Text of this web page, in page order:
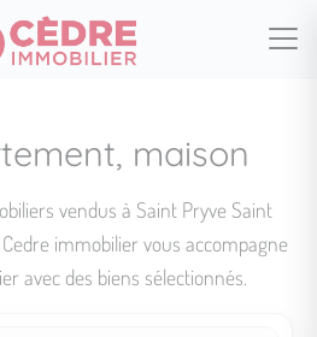
maison
vendus à Saint Pryve Saint
immobilier vous accompagne
avec des biens sélectionnés.